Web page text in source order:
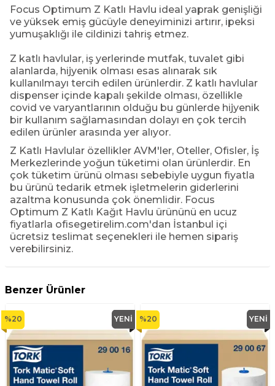
Focus Optimum Z Katlı Havlu ideal yaprak genişliği
ve yüksek emiş gücüyle deneyiminizi artırır, ipeksi
yumuşaklığı ile cildinizi tahriş etmez.
Z katlı havlular, iş yerlerinde mutfak, tuvalet gibi
alanlarda, hijyenik olması esas alınarak sık
kullanılmayı tercih edilen ürünlerdir. Z katlı havlular
dispenser içinde kapalı şekilde olması, özellikle
covid ve varyantlarının olduğu bu günlerde hijyenik
bir kullanım sağlamasından dolayı en çok tercih
edilen ürünler arasında yer alıyor.
Z Katlı Havlular özellikler AVM'ler, Oteller, Ofisler, İş
Merkezlerinde yoğun tüketimi olan ürünlerdir. En
çok tüketim ürünü olması sebebiyle uygun fiyatla
bu ürünü tedarik etmek işletmelerin giderlerini
azaltma konusunda çok önemlidir. Focus
Optimum Z Katlı Kağıt Havlu ürününü en ucuz
fiyatlarla ofisegetirelim.com'dan İstanbul içi
ücretsiz teslimat seçenekleri ile hemen sipariş
verebilirsiniz.
Benzer Ürünler
%20 YENI %20 YENI